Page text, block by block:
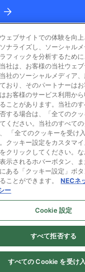
マーク
Networks & System
2026. All rights
ェブサイトでの体験を向
ナライズし、ソーシャル
フィックを分析するため
社は、お客様の当社ウェ
社のソーシャルメディア
おり、そのパートナーは
お客様のサービス利用か
ことがあります。当社の
する場合は、「全てのクッ
ください。当社のすべて
「全てのクッキーを受け
クッキー設定をカスタマ
クリックしてください。
示されるホバーボタン、
ある「クッキー設定」ボ
ことができます。
NECネ
ー
Cookie 設定
すべて拒否する
すべての Cookie を受け